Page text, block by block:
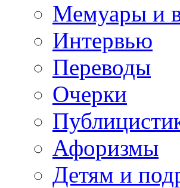
Мемуары и
Интервью
Переводы
Очерки
Афоризмы
Детям и